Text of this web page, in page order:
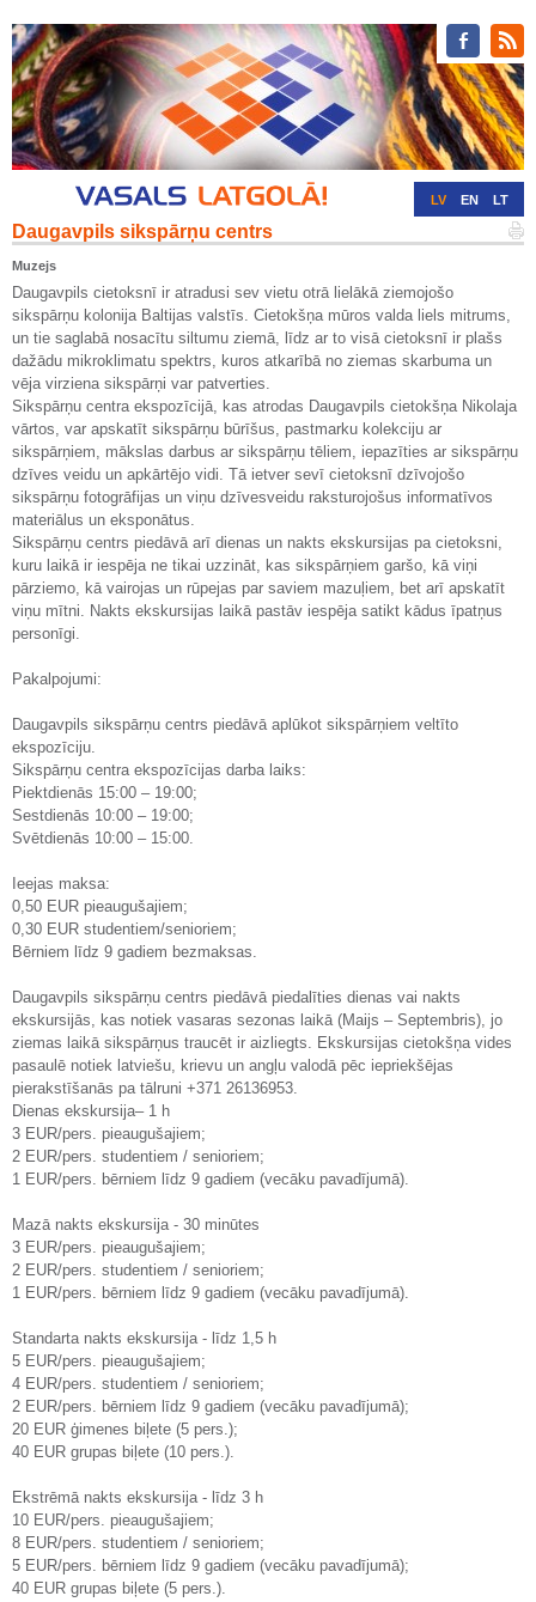
LV EN LT
Daugavpils sikspārņu centrs
Muzejs
Daugavpils cietoksnī ir atradusi sev vietu otrā lielākā ziemojošo
sikspārņu kolonija Baltijas valstīs. Cietokšņa mūros valda liels mitrums,
un tie saglabā nosacītu siltumu ziemā, līdz ar to visā cietoksnī ir plašs
dažādu mikroklimatu spektrs, kuros atkarībā no ziemas skarbuma un
vēja virziena sikspārņi var patverties.
Sikspārņu centra ekspozīcijā, kas atrodas Daugavpils cietokšņa Nikolaja
vārtos, var apskatīt sikspārņu būrīšus, pastmarku kolekciju ar
sikspārņiem, mākslas darbus ar sikspārņu tēliem, iepazīties ar sikspārņu
dzīves veidu un apkārtējo vidi. Tā ietver sevī cietoksnī dzīvojošo
sikspārņu fotogrāfijas un viņu dzīvesveidu raksturojošus informatīvos
materiālus un eksponātus.
Sikspārņu centrs piedāvā arī dienas un nakts ekskursijas pa cietoksni,
kuru laikā ir iespēja ne tikai uzzināt, kas sikspārņiem garšo, kā viņi
pārziemo, kā vairojas un rūpejas par saviem mazuļiem, bet arī apskatīt
viņu mītni. Nakts ekskursijas laikā pastāv iespēja satikt kādus īpatņus
personīgi.
Pakalpojumi:
Daugavpils sikspārņu centrs piedāvā aplūkot sikspārņiem veltīto
ekspozīciju.
Sikspārņu centra ekspozīcijas darba laiks:
Piektdienās 15:00 – 19:00;
Sestdienās 10:00 – 19:00;
Svētdienās 10:00 – 15:00.
Ieejas maksa:
0,50 EUR pieaugušajiem;
0,30 EUR studentiem/senioriem;
Bērniem līdz 9 gadiem bezmaksas.
Daugavpils sikspārņu centrs piedāvā piedalīties dienas vai nakts
ekskursijās, kas notiek vasaras sezonas laikā (Maijs – Septembris), jo
ziemas laikā sikspārņus traucēt ir aizliegts. Ekskursijas cietokšņa vides
pasaulē notiek latviešu, krievu un angļu valodā pēc iepriekšējas
pierakstīšanās pa tālruni +371 26136953.
Dienas ekskursija– 1 h
3 EUR/pers. pieaugušajiem;
2 EUR/pers. studentiem / senioriem;
1 EUR/pers. bērniem līdz 9 gadiem (vecāku pavadījumā).
Mazā nakts ekskursija - 30 minūtes
3 EUR/pers. pieaugušajiem;
2 EUR/pers. studentiem / senioriem;
1 EUR/pers. bērniem līdz 9 gadiem (vecāku pavadījumā).
Standarta nakts ekskursija - līdz 1,5 h
5 EUR/pers. pieaugušajiem;
4 EUR/pers. studentiem / senioriem;
2 EUR/pers. bērniem līdz 9 gadiem (vecāku pavadījumā);
20 EUR ģimenes biļete (5 pers.);
40 EUR grupas biļete (10 pers.).
Ekstrēmā nakts ekskursija - līdz 3 h
10 EUR/pers. pieaugušajiem;
8 EUR/pers. studentiem / senioriem;
5 EUR/pers. bērniem līdz 9 gadiem (vecāku pavadījumā);
40 EUR grupas biļete (5 pers.).